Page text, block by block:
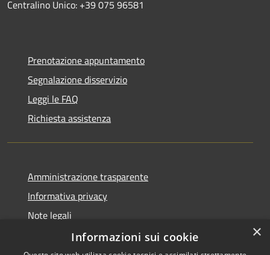
Centralino Unico: +39 075 96581
Prenotazione appuntamento
Segnalazione disservizio
Leggi le FAQ
Richiesta assistenza
Amministrazione trasparente
Informativa privacy
Note legali
Dichiarazione di accessibilità
×
Informazioni sui cookie